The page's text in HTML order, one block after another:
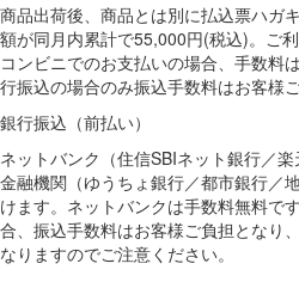
商品出荷後、商品とは別に払込票ハガ
額が同月内累計で55,000円(税込)。ご
コンビニでのお支払いの場合、手数料
行振込の場合のみ振込手数料はお客様
銀行振込（前払い）
ネットバンク（住信SBIネット銀行／
金融機関（ゆうちょ銀行／都市銀行／
けます。ネットバンクは手数料無料で
合、振込手数料はお客様ご負担となり
なりますのでご注意ください。